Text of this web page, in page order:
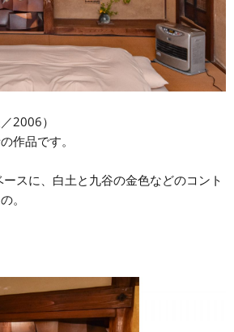
2006）
作品です。
スに、白土と九谷の金色などのコント
。